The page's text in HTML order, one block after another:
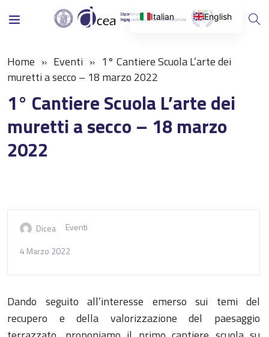
Home Eventi
1° Cantiere Scuola L’arte dei
muretti a secco – 18 marzo 2022
1° Cantiere Scuola L’arte dei
muretti a secco – 18 marzo
2022
Dicea
Eventi
4 Marzo 2022
Dando seguito all’interesse emerso sui temi del
recupero e della valorizzazione del paesaggio
Italian English